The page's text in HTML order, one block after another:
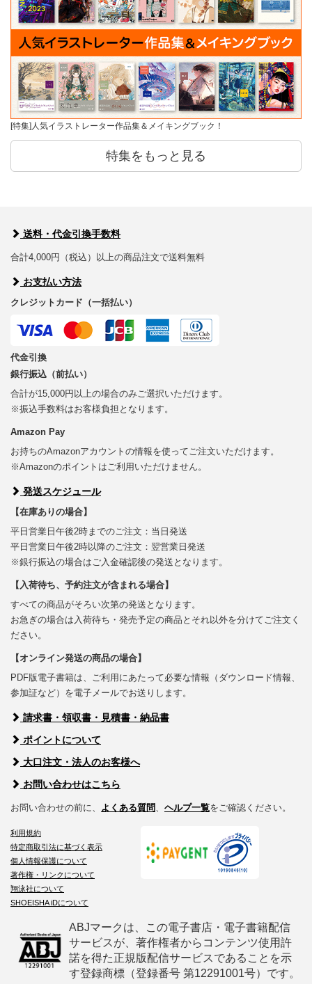
[特集]人気イラストレーター作品集＆メイキングブック！
特集をもっと見る
送料・代金引換手数料
合計4,000円（税込）以上の商品注文で送料無料
お支払い方法
クレジットカード（一括払い）
代金引換
銀行振込（前払い）
合計が15,000円以上の場合のみご選択いただけます。
※振込手数料はお客様負担となります。
Amazon Pay
お持ちのAmazonアカウントの情報を使ってご注文いただけます。
※Amazonのポイントはご利用いただけません。
発送スケジュール
【在庫ありの場合】
平日営業日午後2時までのご注文：当日発送
平日営業日午後2時以降のご注文：翌営業日発送
※銀行振込の場合はご入金確認後の発送となります。
【入荷待ち、予約注文が含まれる場合】
すべての商品がそろい次第の発送となります。
お急ぎの場合は入荷待ち・発売予定の商品とそれ以外を分けてご注文く
ださい。
【オンライン発送の商品の場合】
PDF版電子書籍は、ご利用にあたって必要な情報（ダウンロード情報、
参加証など）を電子メールでお送りします。
請求書・領収書・見積書・納品書
ポイントについて
大口注文・法人のお客様へ
お問い合わせはこちら
お問い合わせの前に、 よくある質問、 ヘルプ一覧をご確認ください。
利用規約
特定商取引法に基づく表示
個人情報保護について
著作権・リンクについて
翔泳社について
SHOEISHA iDについて
ABJマークは、この電子書店・電子書籍配信
サービスが、著作権者からコンテンツ使用許
諾を得た正規版配信サービスであることを示
す登録商標（登録番号 第12291001号）です。